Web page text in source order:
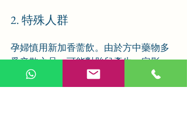
2. 特殊人群
孕婦慎用新加香薷飲。由於方中藥物多
爲辛散之品，可能對胎兒產生一定影
響。年老體弱、脾胃虛寒者也應慎用，
此類人羣正氣不足，新加香薷飲的辛散